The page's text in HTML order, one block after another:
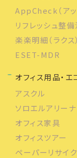
AppCheck（アッ
リフレッシュ整
楽楽明細（ラクス）
ESET-MDR
オフィス用品・
アスクル
ソロエルアリーナ
オフィス家具
オフィスツアー
ペーパーリサイ